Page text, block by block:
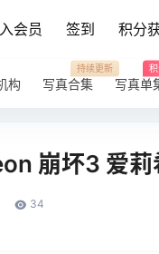
会员 签到 积分
构 写真合集
持续更新
写真单
崩坏3 爱
34